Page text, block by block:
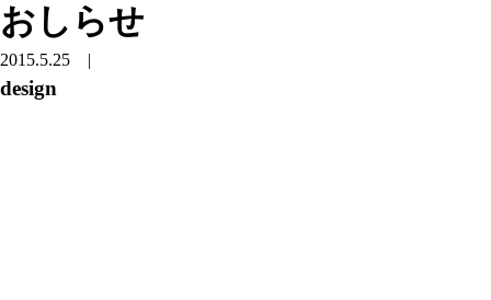
おしらせ
2015.5.25 |
design